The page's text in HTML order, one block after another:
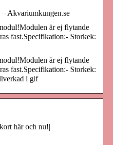
Akvariumkungen.se
är ej flytande
fast.Specifikation:- Storkek:
är ej flytande
fast.Specifikation:- Storkek:
i gif
här och nu!|